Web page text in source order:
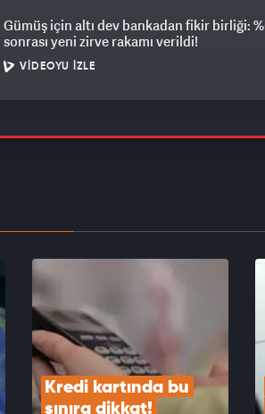
Gümüş için altı dev bankadan fikir birliği:
sonrası yeni zirve rakamı verildi!
VIDEOYU İZLE
Dev market satılmıştı: Onlarca şubesi
nokta koyuldu
VIDEOYU İZLE
Kredi kartında bu
sınıra dikkat!